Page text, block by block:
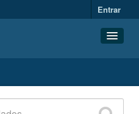
Entrar